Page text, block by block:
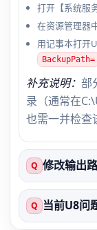
打开【系统服
在资源管理器
用记事本打开
BackupPath=
补充说明： 部
录（通常在
也需一并检查
Q 修改输出
Q 当前U8问